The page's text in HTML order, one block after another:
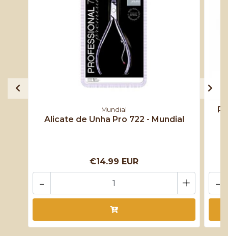
Mundial
Alicate de Unha Pro 722 - Mundial
€14.99 EUR
+
- -